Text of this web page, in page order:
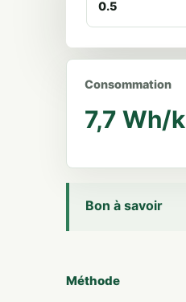
Consommation
7,7 Wh/
Bon à savoir
Méthode